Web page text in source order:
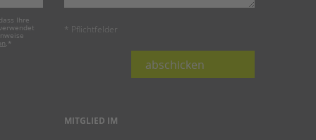
Ihre
. *
* Pflichtfelder
abschicken
MITGLIED IM